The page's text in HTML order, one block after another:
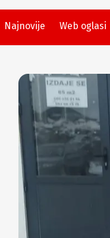
Najnovije Web oglasi